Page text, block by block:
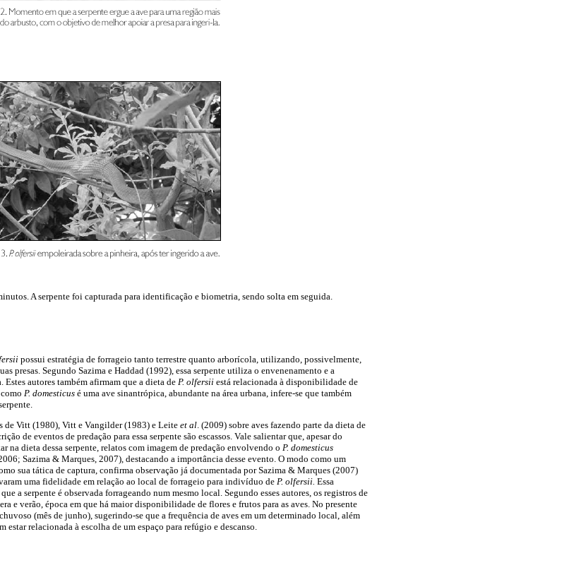
A serpente foi capturada para identificação e biometria, sendo solta em seguida.
possui estratégia de forrageio tanto terrestre quanto arborícola, utilizando, possivelmente,
presas. Segundo Sazima e Haddad (1992), essa serpente utiliza o envenenamento e a
autores também afirmam que a dieta de P. olfersii está relacionada à disponibilidade de
P. domesticus é uma ave sinantrópica, abundante na área urbana, infere-se que também
de Vitt (1980), Vitt e Vangilder (1983) e Leite et al . (2009) sobre aves fazendo parte da dieta de
de eventos de predação para essa serpente são escassos. Vale salientar que, apesar do
na dieta dessa serpente, relatos com imagem de predação envolvendo o P. domesticus
Sazima & Marques, 2007), destacando a importância desse evento. O modo como um
sua tática de captura, confirma observação já documentada por Sazima & Marques (2007)
uma fidelidade em relação ao local de forrageio para indivíduo de P. olfersii. Essa
a serpente é observada forrageando num mesmo local. Segundo esses autores, os registros de
e verão, época em que há maior disponibilidade de flores e frutos para as aves. No presente
(mês de junho), sugerindo-se que a frequência de aves em um determinado local, além
relacionada à escolha de um espaço para refúgio e descanso.